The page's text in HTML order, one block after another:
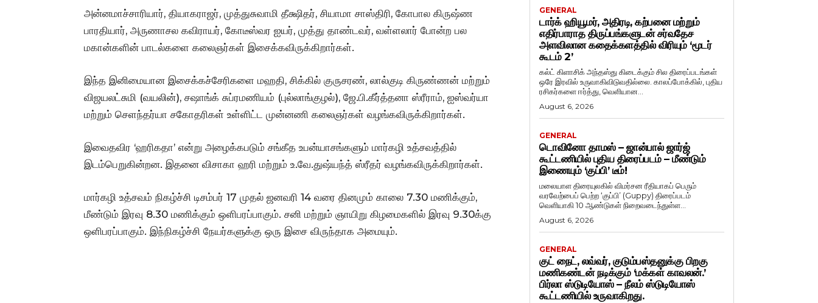
அன்னமாச்சாரியார், தியாகராஜர், முத்துசுவாமி தீக்ஷிதர், சியாமா சாஸ்திரி, கோபால கிருஷ்ண
பாரதியார், அருணாசல கவிராயர், கோடீஸ்வர ஐயர், முத்து தாண்டவர், வள்ளலார் போன்ற பல
மகான்களின் பாடல்களை கலைஞர்கள் இசைக்கவிருக்கிறார்கள்.
இந்த இனிமையான இசைக்கச்சேரிகளை மஹதி, சிக்கில் குருசரண், லால்குடி கிருண்ணன் மற்றும்
விஜயலட்சுமி (வயலின்), சஷாங்க் சுப்ரமணியம் (புல்லாங்குழல்), ஜே.பி.கீர்த்தனா ஸ்ரீராம், ஐஸ்வர்யா
மற்றும் செளந்தர்யா சகோதரிகள் உள்ளிட்ட முன்னணி கலைஞர்கள் வழங்கவிருக்கிறார்கள்.
இவைதவிர ‘ஹரிகதா’ என்று அழைக்கபடும் சங்கீத உபன்யாசங்களும் மார்கழி உத்சவத்தில்
இடம்பெறுகின்றன. இதனை விசாகா ஹரி மற்றும் உ.வே.துஷ்யந்த் ஸ்ரீதர் வழங்கவிருக்கிறார்கள்.
மார்கழி உத்சவம் நிகழ்ச்சி டிசம்பர் 17 முதல் ஜனவரி 14 வரை தினமும் காலை 7.30 மணிக்கும்,
மீண்டும் இரவு 8.30 மணிக்கும் ஒளிபரப்பாகும். சனி மற்றும் ஞாயிறு கிழமைகளில் இரவு 9.30க்கு
ஒளிபரப்பாகும். இந்நிகழ்ச்சி நேயர்களுக்கு ஒரு இசை விருந்தாக அமையும்.
GENERAL
டார்க் ஹியூமர், அதிரடி, கற்பனை மற்றும்
எதிர்பாராத திருப்பங்களுடன் சர்வதேச
அளவிலான கதைக்களத்தில் விரியும் ‘மூடர்
கூடம் 2’
கல்ட் கிளாசிக் அந்தஸ்து கிடைக்கும் சில திரைப்படங்கள்
ஒரே இரவில் உருவாகிவிடுவதில்லை. காலப்போக்கில், புதிய
ரசிகர்களை ஈர்த்து, வெளியான...
August 6, 2026
GENERAL
டொவினோ தாமஸ் – ஜான்பால் ஜார்ஜ்
கூட்டணியில் புதிய திரைப்படம் – மீண்டும்
இணையும் ‘குப்பி’ டீம்!
மலையாள திரையுலகில் விமர்சன ரீதியாகப் பெரும்
வரவேற்பைப் பெற்ற ‘குப்பி’ (Guppy) திரைப்படம்
வெளியாகி 10 ஆண்டுகள் நிறைவடைந்துள்ள...
August 6, 2026
GENERAL
குட் நைட், லவ்வர், குடும்பஸ்தனுக்கு பிறகு
மணிகண்டன் நடிக்கும் ‘மக்கள் காவலன்.’
பிர்லா ஸ்டுடியோஸ் – நீலம் ஸ்டுடியோஸ்
கூட்டணியில் உருவாகிறது.